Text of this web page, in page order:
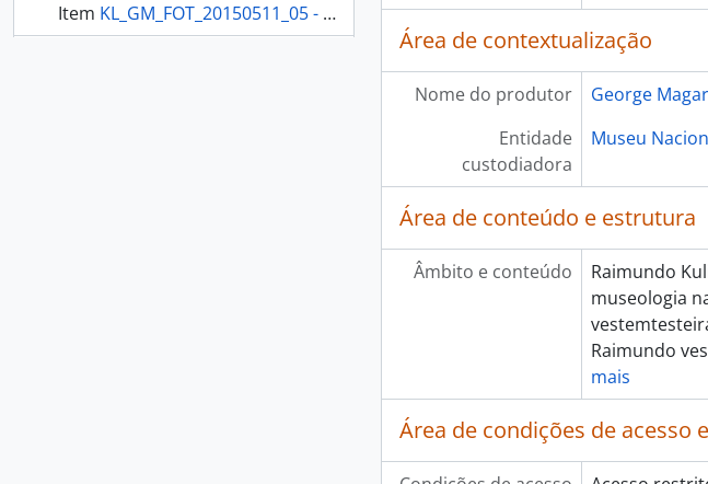
Item KL_GM_FOT_20150511_05 - Benjamim filma Raimundo que se interessa pelas cerâmicas guajajaras
Área de contextualização
Nome do produtor
George
Entidade
custodiadora
Museu
Área de conteúdo e estrutura
Âmbito e conteúdo
Raimundo
museologia
Raimundo
mais
Área de condições de acesso